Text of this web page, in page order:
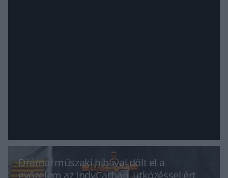
Drámai műszaki hibával dőlt el a
győzelem az IndyCarban, ütközéssel ért